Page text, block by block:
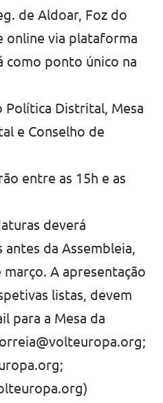
de Aldoar, Foz do
online via plataforma
como ponto único na
Política Distrital, Mesa
e Conselho de
entre as 15h e as
deverá
da Assembleia,
A apresentação
listas, devem
para a Mesa da
;
;
)